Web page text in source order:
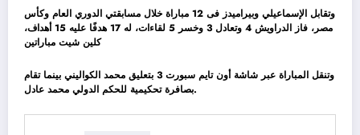
وتقابل الإسماعيلي وبيراميدز فى 12 مباراة خلال مسابقتي الدوري العام وكأس
مصر، فاز الدراويش 4 وتعادل 3 وخسر 5 لقاءات، له 17 هدفًا عليه 15 أهداف،
كلين شيت مباراتين
وتنقل المباراة عبر شاشة أون تايم سبورت 3 بتعليق محمد الكواليني بينما تقام
بصافرة تحكيمية للحكم الدولي محمد عادل.